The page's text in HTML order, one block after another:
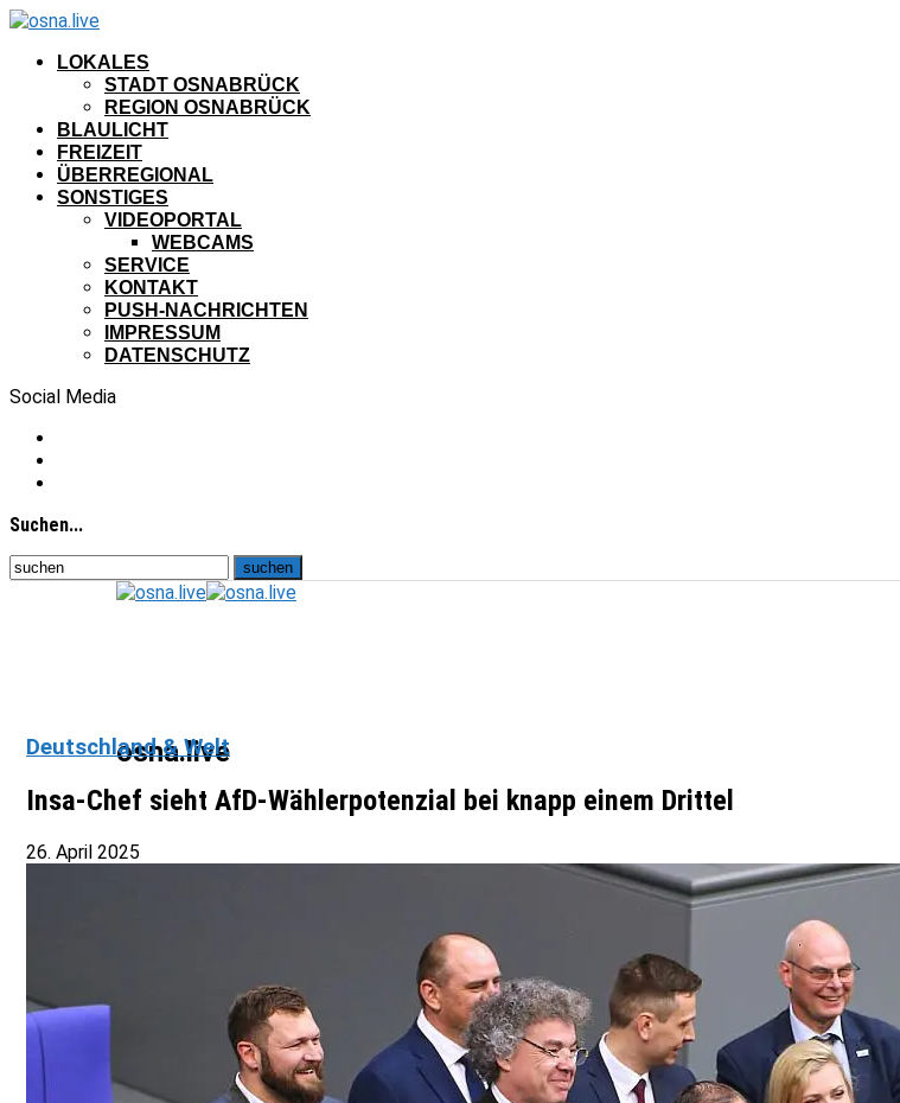
LOKALES
STADT OSNABRÜCK
REGION OSNABRÜCK
BLAULICHT
FREIZEIT
ÜBERREGIONAL
SONSTIGES
VIDEOPORTAL
WEBCAMS
SERVICE
KONTAKT
PUSH-NACHRICHTEN
IMPRESSUM
DATENSCHUTZ
Social Media
Suchen...
osna.live
Deutschland & Welt
Insa-Chef sieht AfD-Wählerpotenzial bei knapp einem Drittel
26. April 2025